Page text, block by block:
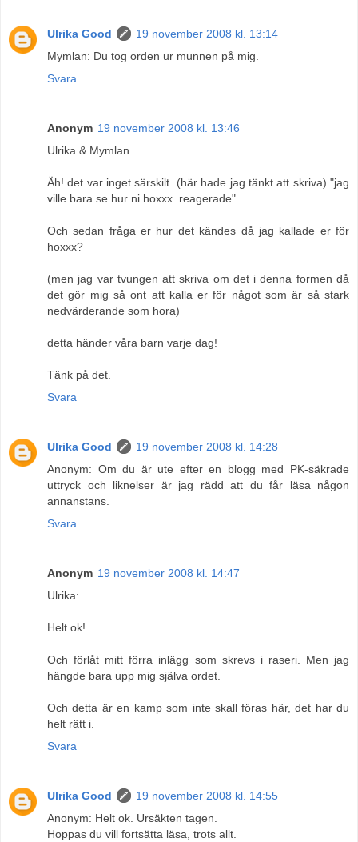
Ulrika Good
19 november 2008 kl. 13:14
Mymlan: Du tog orden ur munnen på mig.
Svara
Anonym 19 november 2008 kl. 13:46
Ulrika & Mymlan.
Äh! det var inget särskilt. (här hade jag tänkt att skriva) "jag
ville bara se hur ni hoxxx. reagerade"
Och sedan fråga er hur det kändes då jag kallade er för
hoxxx?
(men jag var tvungen att skriva om det i denna formen då
det gör mig så ont att kalla er för något som är så stark
nedvärderande som hora)
detta händer våra barn varje dag!
Tänk på det.
Svara
Ulrika Good
19 november 2008 kl. 14:28
Anonym: Om du är ute efter en blogg med PK-säkrade
uttryck och liknelser är jag rädd att du får läsa någon
annanstans.
Svara
Anonym 19 november 2008 kl. 14:47
Ulrika:
Helt ok!
Och förlåt mitt förra inlägg som skrevs i raseri. Men jag
hängde bara upp mig själva ordet.
Och detta är en kamp som inte skall föras här, det har du
helt rätt i.
Svara
Ulrika Good
19 november 2008 kl. 14:55
Anonym: Helt ok. Ursäkten tagen.
Hoppas du vill fortsätta läsa, trots allt.